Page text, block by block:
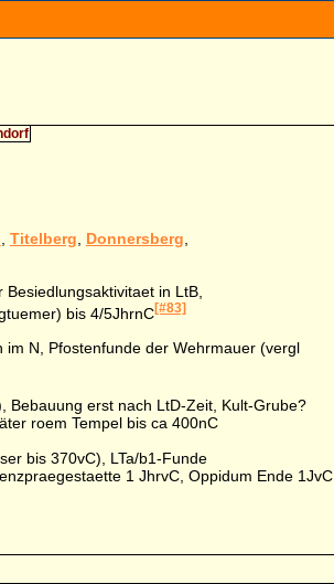
Titelberg Donnersberg
in LtB,
bis 4/5JhrnC[#83]
im N, Pfostenfunde der Wehrmauer (vergl
erst nach LtD-Zeit, Kult-Grube?
roem Tempel bis ca 400nC
bis 370vC), LTa/b1-Funde
1 JhrvC, Oppidum Ende 1JvC,